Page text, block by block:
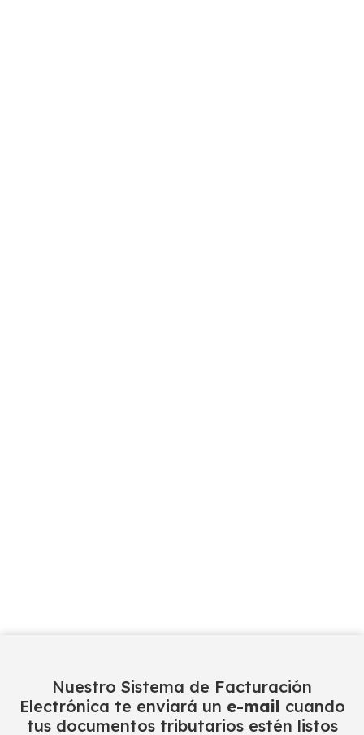
Nuestro Sistema de Facturación
Electrónica te enviará un e-mail cuando
tus documentos tributarios estén listos